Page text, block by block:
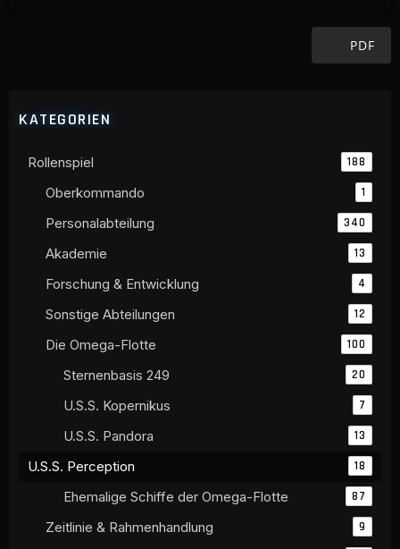
PDF
KATEGORIEN
Rollenspiel 188
Oberkommando 1
Personalabteilung 340
Akademie 13
Forschung & Entwicklung 4
Sonstige Abteilungen 12
Die Omega-Flotte 100
Sternenbasis 249 20
U.S.S. Kopernikus 7
U.S.S. Pandora 13
U.S.S. Perception 18
Ehemalige Schiffe der Omega-Flotte 87
Zeitlinie & Rahmenhandlung 9